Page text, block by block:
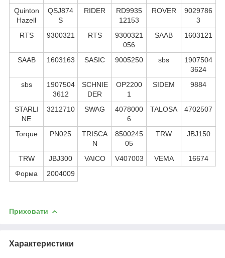
Quinton
Hazell
QSJ874
S
RIDER
RD9935
12153
ROVER
9029786
3
RTS
9300321 RTS
9300321
056
SAAB 1603121
SAAB 1603163 SASIC 9005250 sbs
1907504
3624
sbs
1907504
3612
SCHNIE
DER
OP2200
1
SIDEM 9884
STARLI
NE
3212710 SWAG
4078000
6
TALOSA 4702507
Torque PN025
TRISCA
N
8500245
05
TRW JBJ150
TRW JBJ300 VAICO V407003 VEMA
16674
Форма
2004009
Приховати
Характеристики